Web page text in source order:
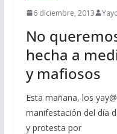
6 diciembre, 2013
No
hecha a
y mafiosos
Esta mañana, los
manifestación del día
y protesta por